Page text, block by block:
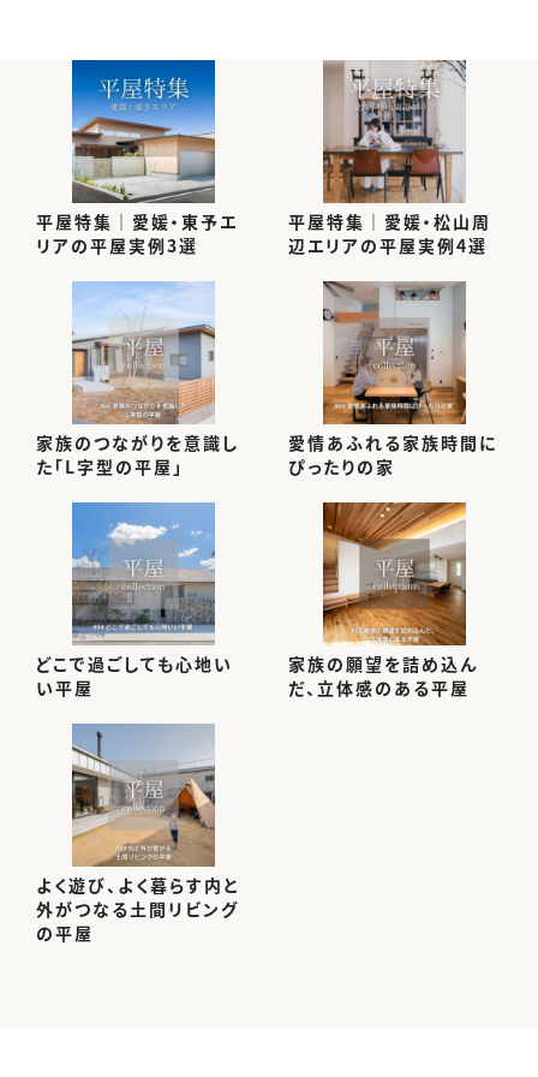
平屋特集｜愛媛・東予エ
リアの平屋実例3選
平屋特集｜愛媛・松山周
辺エリアの平屋実例4選
家族のつながりを意識し
た「L字型の平屋」
愛情あふれる家族時間に
ぴったりの家
どこで過ごしても心地い
い平屋
家族の願望を詰め込ん
だ、立体感のある平屋
よく遊び、よく暮らす内と
外がつなる土間リビング
の平屋